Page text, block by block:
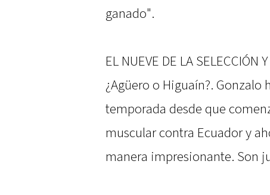
ganado".
EL NUEVE DE LA SELECCIÓN
¿Agüero o Higuaín?.
temporada desde que
muscular contra Ecuador y
manera impresionante. Son